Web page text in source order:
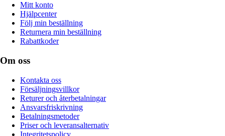
Mitt konto
Hjälpcenter
Följ min beställning
Returnera min beställning
Rabattkoder
Om oss
Kontakta oss
Försäljningsvillkor
Returer och återbetalningar
Ansvarsfriskrivning
Betalningsmetoder
Priser och leveransalternativ
Integritetspolicy